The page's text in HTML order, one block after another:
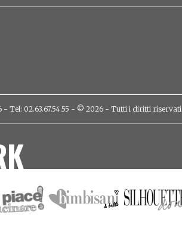
- Tel: 02.63.67.54.55 - © 2026 - Tutti i diritti riservati